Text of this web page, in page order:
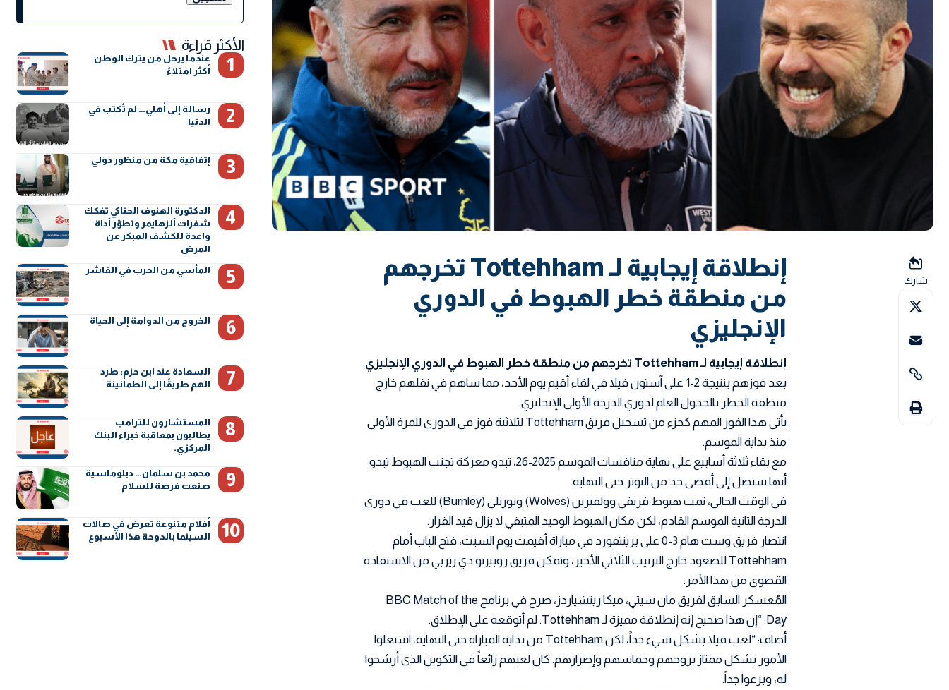
شارك
إنطلاقة إيجابية لـ Tottehham تخرجهم
من منطقة خطر الهبوط في الدوري
الإنجليزي
إنطلاقة إيجابية لـ Tottehham تخرجهم من منطقة خطر الهبوط في الدوري الإنجليزي
بعد فوزهم بنتيجة 2-1 على آستون فيلا في لقاء أقيم يوم الأحد، مما ساهم في نقلهم خارج
منطقة الخطر بالجدول العام لدوري الدرجة الأولى الإنجليزي.
يأتي هذا الفوز المهم كجزء من تسجيل فريق Tottehham لثلاثية فوز في الدوري للمرة الأولى
منذ بداية الموسم.
مع بقاء ثلاثة أسابيع على نهاية منافسات الموسم 2025-26، تبدو معركة تجنب الهبوط تبدو
أنها ستصل إلى أقصى حد من التوتر حتى النهاية.
في الوقت الحالي، تمت هبوط فريقي وولفيرين (Wolves) وبورنلي (Burnley) للعب في دوري
الدرجة الثانية الموسم القادم، لكن مكان الهبوط الوحيد المتبقي لا يزال قيد القرار.
انتصار فريق وست هام 3-0 على برينتفورد في مباراة أقيمت يوم السبت، فتح الباب أمام
Tottehham للصعود خارج الترتيب الثلاثي الأخير، وتمكن فريق روبيرتو دي زيربي من الاستفادة
القصوى من هذا الأمر.
المُعسكر السابق لفريق مان سيتي، ميكا ريتشياردز، صرح في برنامج BBC Match of the
Day: “إن هذا صحيح إنه إنطلاقة مميزة لـ Tottehham. لم أتوقعه على الإطلاق.
أضاف: “لعب فيلا بشكل سيء جداً، لكن Tottehham من بداية المباراة حتى النهاية، استغلوا
الأمور بشكل ممتاز بروحهم وحماسهم وإصرارهم. كان لعبهم رائعاً في التكوين الذي أرشحوا
له، وبرعوا جداً.
الأكثر قراءة
عندما يرحل من يترك الوطن
أكثر امتلاءً
رسالة إلى أهلي… لم تُكتب في
الدنيا
إتفاقية مكة من منظور دولي
الدكتورة الهنوف الحناكي تفكك
شفرات ألزهايمر وتطوّر أداة
واعدة للكشف المبكر عن
المرض
المأسي من الحرب في الفاشر
الخروج من الدوامة إلى الحياة
السعادة عند ابن حزم: طرد
الهم طريقًا إلى الطمأنينة
المستشارون للترامب
يطالبون بمعاقبة خبراء البنك
المركزي.
محمد بن سلمان… دبلوماسية
صنعت فرصة للسلام
أفلام متنوعة تعرض في صالات
السينما بالدوحة هذا الأسبوع